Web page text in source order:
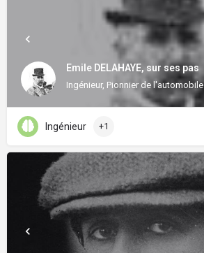
Emile DELAHAYE, sur ses pas
Ingénieur, Pionnier de l'automobile
Ingénieur +1